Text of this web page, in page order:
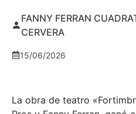
FANNY FERRAN
CERVERA
15/06/2026
La obra de teatro «